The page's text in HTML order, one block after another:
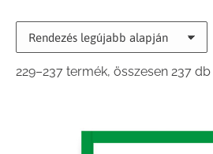
229–237 termék, összesen 237 db